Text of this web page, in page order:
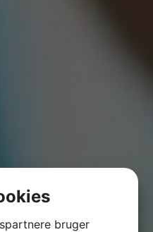
bruger